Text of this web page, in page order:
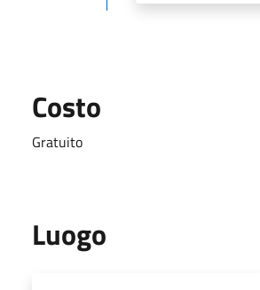
Costo
Gratuito
Luogo